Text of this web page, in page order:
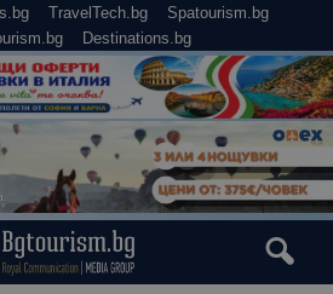
TravelTech.bg
Spatourism.bg
Destinations.bg